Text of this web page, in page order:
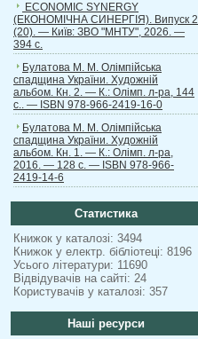
ECONOMIC SYNERGY
(ЕКОНОМІЧНА СИНЕРГІЯ). Випуск 2
(20). — Київ: ЗВО "МНТУ", 2026. —
394 с.
Булатова М. М. Олімпійська
спадщина України. Художній
альбом. Кн. 2. — К.: Олімп. л-ра, 144
с.. — ISBN 978-966-2419-16-0
Булатова М. М. Олімпійська
спадщина України. Художній
альбом. Кн. 1. — К.: Олімп. л-ра,
2016. — 128 с. — ISBN 978-966-
2419-14-6
Статистика
Книжок у каталозі: 3494
Книжок у електр. бібліотеці: 8196
Усього літератури: 11690
Відвідувачів на сайті: 24
Користувачів у каталозі: 357
Наші ресурси